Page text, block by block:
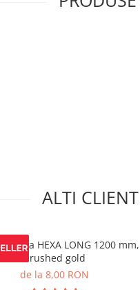
ALTI
HEXA LONG 1200 mm,
brushed gold
de la 8,00 RON